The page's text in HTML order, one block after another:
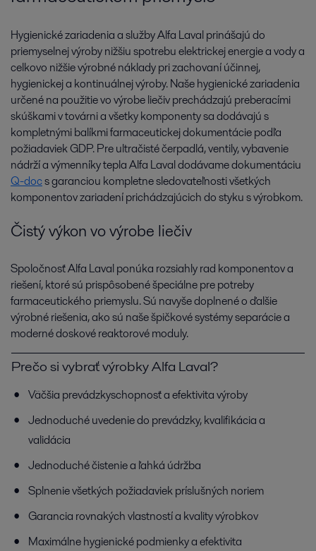
Hygienické zariadenia a služby Alfa Laval prinášajú do
priemyselnej výroby nižšiu spotrebu elektrickej energie a vody a
celkovo nižšie výrobné náklady pri zachovaní účinnej,
hygienickej a kontinuálnej výroby. Naše hygienické zariadenia
určené na použitie vo výrobe liečiv prechádzajú preberacími
skúškami v továrni a všetky komponenty sa dodávajú s
kompletnými balíkmi farmaceutickej dokumentácie podľa
požiadaviek GDP. Pre ultračisté čerpadlá, ventily, vybavenie
nádrží a výmenníky tepla Alfa Laval dodávame dokumentáciu
Q-docs garanciou kompletne sledovateľnosti všetkých
komponentov zariadení prichádzajúcich do styku s výrobkom.
Čistý výkon vo výrobe liečiv
Spoločnosť Alfa Laval ponúka rozsiahly rad komponentov a
riešení, ktoré sú prispôsobené špeciálne pre potreby
farmaceutického priemyslu. Sú navyše doplnené o ďalšie
výrobné riešenia, ako sú naše špičkové systémy separácie a
moderné doskové reaktorové moduly.
Prečo si vybrať výrobky Alfa Laval?
Väčšia prevádzkyschopnosť a efektivita výroby
Jednoduché uvedenie do prevádzky, kvalifikácia a
validácia
Jednoduché čistenie a ľahká údržba
Splnenie všetkých požiadaviek príslušných noriem
Garancia rovnakých vlastností a kvality výrobkov
Maximálne hygienické podmienky a efektivita